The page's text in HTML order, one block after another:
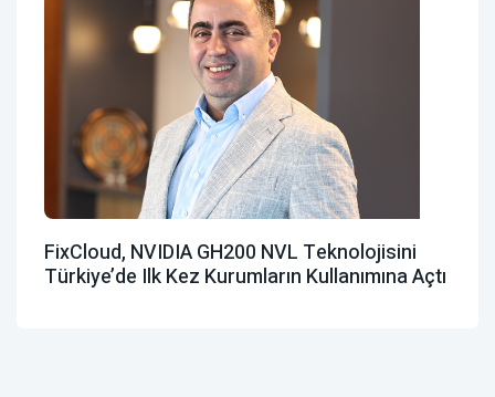
FixCloud, NVIDIA GH200 NVL Teknolojisini
Türkiye’de Ilk Kez Kurumların Kullanımına Açtı